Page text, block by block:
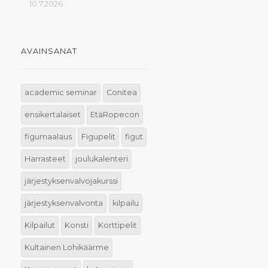
10.7.2026
AVAINSANAT
academic seminar Conitea
ensikertalaiset EtäRopecon
figumaalaus Figupelit figut
Harrasteet joulukalenteri
järjestyksenvalvojakurssi
järjestyksenvalvonta kilpailu
Kilpailut Konsti Korttipelit
Kultainen Lohikäärme